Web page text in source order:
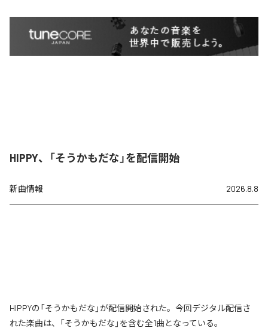
HIPPY、「そうかもだな」を配信開始
新曲情報 2026.8.8
HIPPYの「そうかもだな」が配信開始された。今回デジタル配信さ
れた楽曲は、「そうかもだな」を含む全1曲となっている。